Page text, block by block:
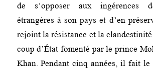
de s’opposer aux ingérences
étrangères à son pays et d’en
rejoint la résistance et la
coup d’État fomenté par le prince
Khan. Pendant cinq années, il fait le